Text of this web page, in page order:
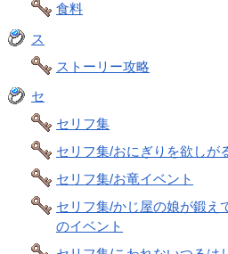
食料
ス
ストーリー攻略
セ
セリフ集
セリフ集/おにぎりを欲しが
セリフ集/お竜イベント
セリフ集/かじ屋の娘が鍛え
のイベント